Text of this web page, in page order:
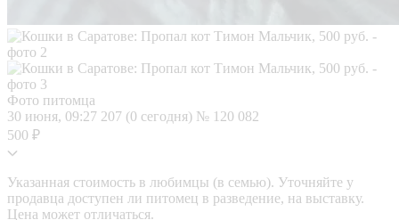
Фото питомца
30 июня, 09:27 207 (0 сегодня) № 120 082
500 ₽
Указанная стоимость в любимцы (в семью). Уточняйте у
продавца доступен ли питомец в разведение, на выставку.
Цена может отличаться.